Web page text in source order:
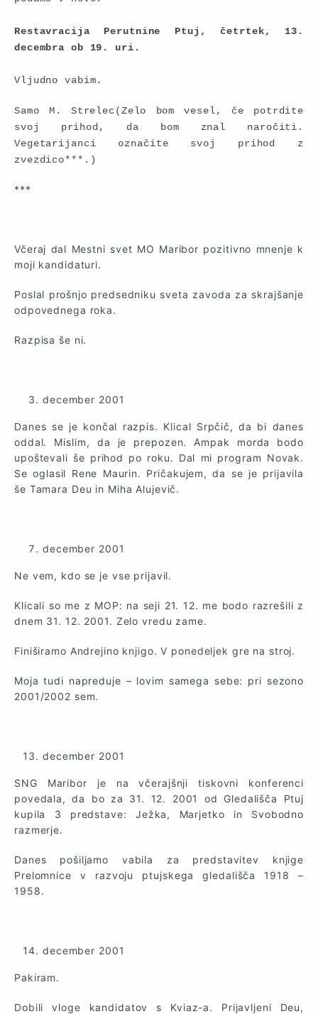
Restavracija Perutnine Ptuj, četrtek, 13.
decembra ob 19. uri.
Vljudno vabim.
Samo M. Strelec(Zelo bom vesel, če potrdite
svoj prihod, da bom znal naročiti.
Vegetarijanci označite svoj prihod z
zvezdico***.)
***
Včeraj dal Mestni svet MO Maribor pozitivno mnenje k
moji kandidaturi.
Poslal prošnjo predsedniku sveta zavoda za skrajšanje
odpovednega roka.
Razpisa še ni.
december 2001
Danes se je končal razpis. Klical Srpčič, da bi danes
oddal. Mislim, da je prepozen. Ampak morda bodo
upoštevali še prihod po roku. Dal mi program Novak.
Se oglasil Rene Maurin. Pričakujem, da se je prijavila
še Tamara Deu in Miha Alujevič.
december 2001
Ne vem, kdo se je vse prijavil.
Klicali so me z MOP: na seji 21. 12. me bodo razrešili z
dnem 31. 12. 2001. Zelo vredu zame.
Finiširamo Andrejino knjigo. V ponedeljek gre na stroj.
Moja tudi napreduje – lovim samega sebe: pri sezono
2001/2002 sem.
december 2001
SNG Maribor je na včerajšnji tiskovni konferenci
povedala, da bo za 31. 12. 2001 od Gledališča Ptuj
kupila 3 predstave: Ježka, Marjetko in Svobodno
razmerje.
Danes pošiljamo vabila za predstavitev knjige
Prelomnice v razvoju ptujskega gledališča 1918 –
1958.
december 2001
Pakiram.
Dobili vloge kandidatov s Kviaz-a. Prijavljeni Deu,